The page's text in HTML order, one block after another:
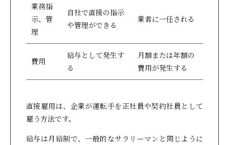
業務指
示、管
理
自社で直接の指示
や管理ができる
業者に一任される
費用
給与として発生す
る
月額または年額の
費用が発生する
直接雇用は、企業が運転手を正社員や契約社員として
雇う方法です。
給与は月給制で、一般的なサラリーマンと同じように